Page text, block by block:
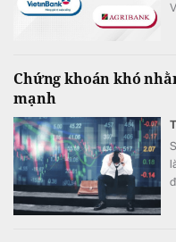
Chứng khoán khó
mạnh